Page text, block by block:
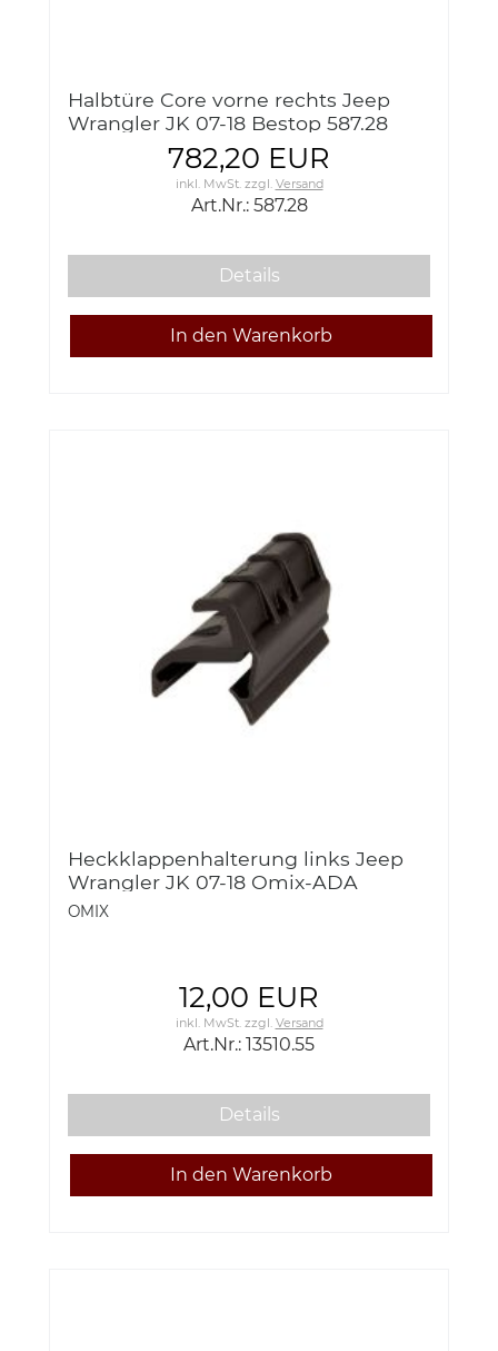
Halbtüre Core vorne rechts Jeep
Wrangler JK 07-18 Bestop 587.28
Core Half Door front right
782,20 EUR
inkl. MwSt.zzgl. Versand
Art.Nr.: 587.28
Details
Heckklappenhalterung links Jeep
Wrangler JK 07-18 Omix-ADA
13510.55 Bracket, Tailgate Bar, Left;
OMIX
12,00 EUR
inkl. MwSt.zzgl. Versand
Art.Nr.: 13510.55
Details